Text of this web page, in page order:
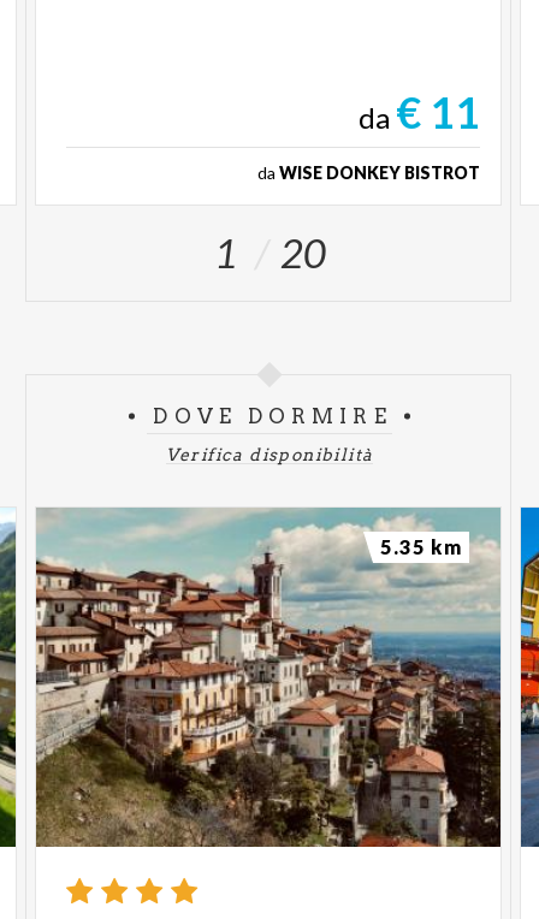
da € 11
da WISE DONKEY BISTROT
1 20
DOVE DORMIRE
Verifica disponibilità
5.35 km